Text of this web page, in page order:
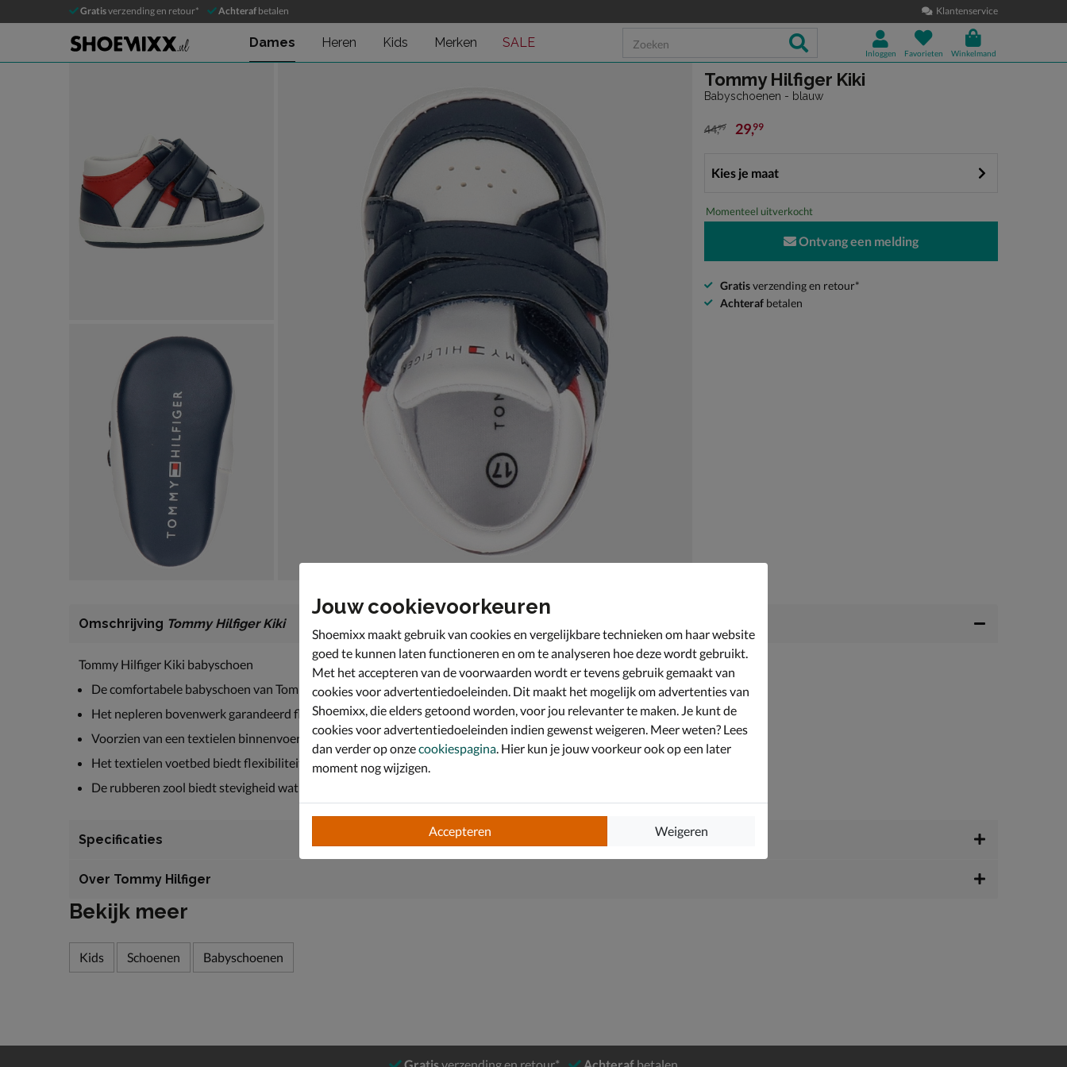
Gratisverzending en retour* Achteraf betalen Klantenservice
Dames Heren Kids Merken SALE
Inloggen Favorieten Winkelmand
Tommy Hilfiger Kiki
Babyschoenen
Tommy Hilfiger Kiki
Babyschoenen - blauw
van € 44,99 voor € 29,99
44,99 29,99
Kies je maat
Momenteel uitverkocht
Ontvang een melding
Gratisverzending en retour*
Achteraf betalen
Omschrijving Tommy Hilfiger Kiki
Tommy Hilfiger Kiki babyschoen
De comfortabele babyschoen van Tommy Hilfiger zorgen ervoor dat je baby of peuter er stijlvol bij loopt.
Het nepleren bovenwerk garandeerd flexibiliteit.
Voorzien van een textielen binnenvoering voor aangenaam comfort.
Het textielen voetbed biedt flexibiliteit waardoor de voeten niet vernauwd worden.
De rubberen zool biedt stevigheid wat belangrijk is bij het zetten van de eerste stapjes.
Specificaties
Over Tommy Hilfiger
Bekijk meer
Kids Schoenen Babyschoenen
Gratis verzending en retour* Achteraf betalen
Jouw cookievoorkeuren
Shoemixx maakt gebruik van cookies en vergelijkbare technieken om haar website
goed te kunnen laten functioneren en om te analyseren hoe deze wordt gebruikt.
Met het accepteren van de voorwaarden wordt er tevens gebruik gemaakt van
cookies voor advertentiedoeleinden. Dit maakt het mogelijk om advertenties van
Shoemixx, die elders getoond worden, voor jou relevanter te maken. Je kunt de
cookies voor advertentiedoeleinden indien gewenst weigeren. Meer weten? Lees
dan verder op onzecookiespagina . Hier kun je jouw voorkeur ook op een later
moment nog wijzigen.
Accepteren Weigeren